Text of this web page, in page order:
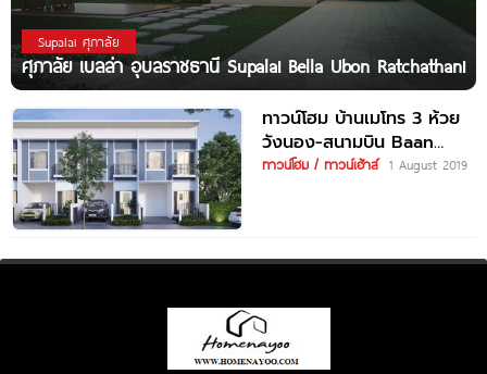
Supalai ศุภาลัย
ศุภาลัย เบลล่า อุบลราชธานี Supalai Bella Ubon Ratchathani
ทาวน์โฮม บ้านเมโทร 3 ห้วย
วังนอง-สนามบิน Baan
Metro 3 Huai Wang
ทาวน์โฮม / ทาวน์เฮ้าส์ 1 August 2019